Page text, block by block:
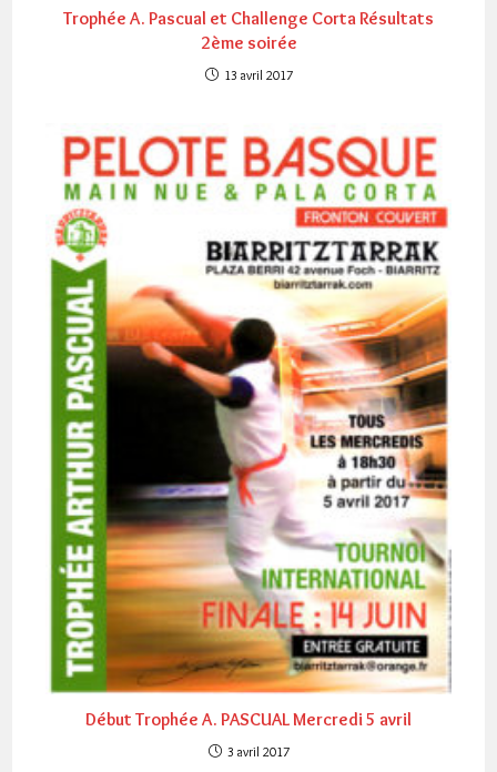
Trophée A. Pascual et Challenge Corta Résultats
2ème soirée
13 avril 2017
Début Trophée A. PASCUAL Mercredi 5 avril
3 avril 2017